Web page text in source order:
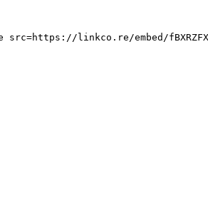
src=https://linkco.re/embed/